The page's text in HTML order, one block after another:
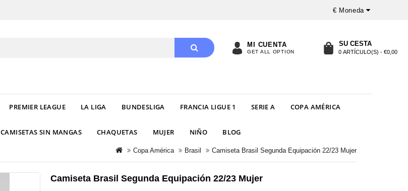
€ Moneda
0 ARTÍCULO(S) - €0,00
SU CESTA
MI CUENTA
GET ALL OPTION
PREMIER LEAGUE LA LIGA BUNDESLIGA FRANCIA LIGUE 1 SERIE A COPA AMÉRICA
CAMISETAS SIN MANGAS CHAQUETAS MUJER NIÑO BLOG
Copa América Brasil Camiseta Brasil Segunda Equipación 22/23 Mujer
Camiseta Brasil Segunda Equipación 22/23 Mujer